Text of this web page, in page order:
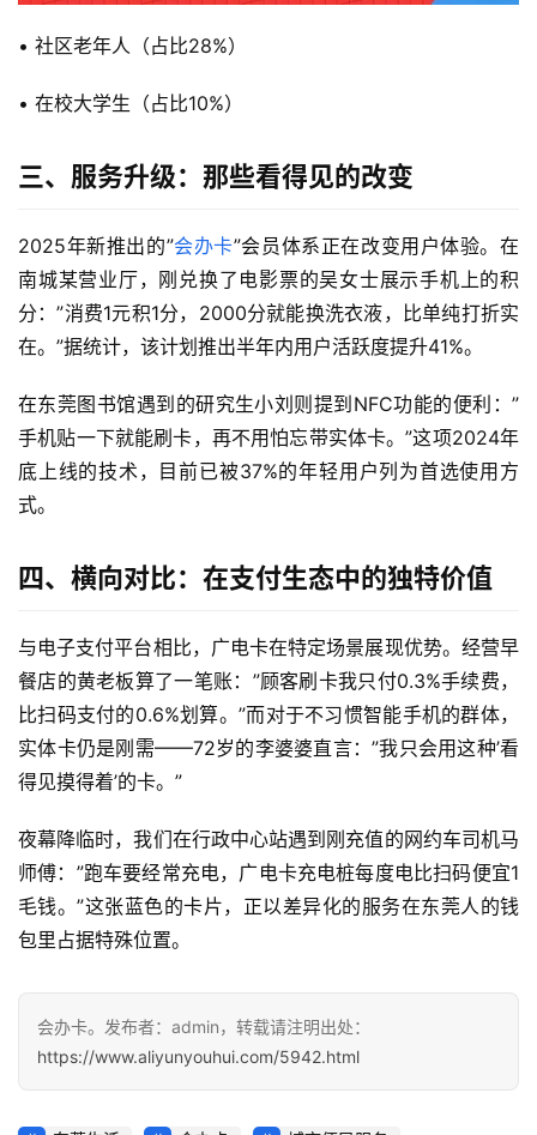
页
流
量
宽
带
身
W
i
F
快
更
多
页
面
• 社区老年人（占比28%）
• 在校大学生（占比10%）
三、服务升级：那些看得见的改变
2025年新推出的”会办卡”会员体系正在改变用户体验。在
南城某营业厅，刚兑换了电影票的吴女士展示手机上的积
分：”消费1元积1分，2000分就能换洗衣液，比单纯打折实
在。”据统计，该计划推出半年内用户活跃度提升41%。
在东莞图书馆遇到的研究生小刘则提到NFC功能的便利：”
手机贴一下就能刷卡，再不用怕忘带实体卡。”这项2024年
底上线的技术，目前已被37%的年轻用户列为首选使用方
式。
四、横向对比：在支付生态中的独特价值
与电子支付平台相比，广电卡在特定场景展现优势。经营早
餐店的黄老板算了一笔账：”顾客刷卡我只付0.3%手续费，
比扫码支付的0.6%划算。”而对于不习惯智能手机的群体，
实体卡仍是刚需——72岁的李婆婆直言：”我只会用这种’看
得见摸得着’的卡。”
夜幕降临时，我们在行政中心站遇到刚充值的网约车司机马
师傅：”跑车要经常充电，广电卡充电桩每度电比扫码便宜1
毛钱。”这张蓝色的卡片，正以差异化的服务在东莞人的钱
包里占据特殊位置。
会办卡。发布者：admin，转载请注明出处：
https://www.aliyunyouhui.com/5942.html